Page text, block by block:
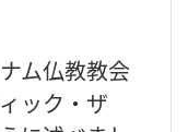
ム仏教教会
ック・ザ